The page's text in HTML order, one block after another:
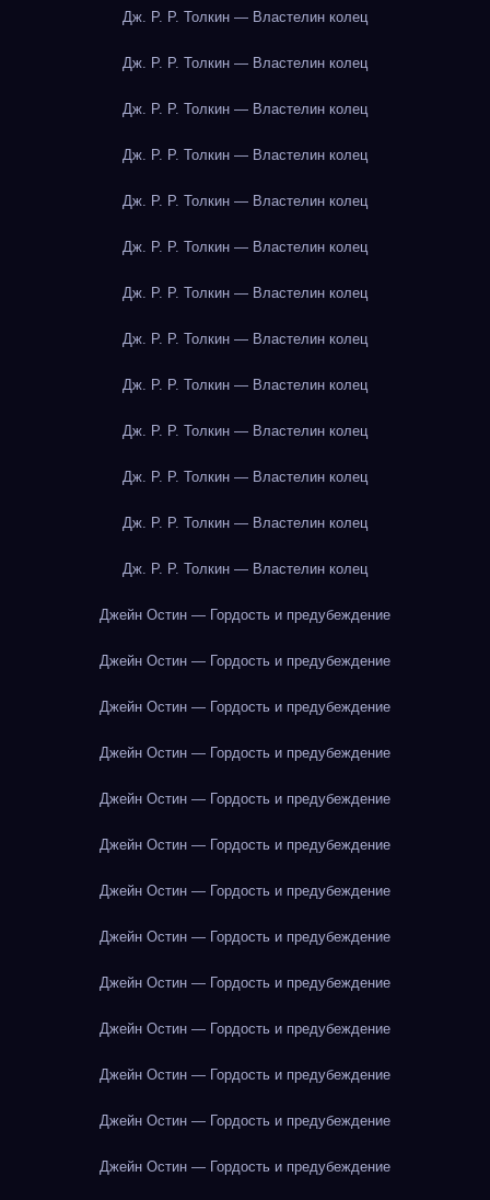
Дж. Р. Р. Толкин — Властелин колец
Дж. Р. Р. Толкин — Властелин колец
Дж. Р. Р. Толкин — Властелин колец
Дж. Р. Р. Толкин — Властелин колец
Дж. Р. Р. Толкин — Властелин колец
Дж. Р. Р. Толкин — Властелин колец
Дж. Р. Р. Толкин — Властелин колец
Дж. Р. Р. Толкин — Властелин колец
Дж. Р. Р. Толкин — Властелин колец
Дж. Р. Р. Толкин — Властелин колец
Дж. Р. Р. Толкин — Властелин колец
Дж. Р. Р. Толкин — Властелин колец
Дж. Р. Р. Толкин — Властелин колец
Джейн Остин — Гордость и предубеждение
Джейн Остин — Гордость и предубеждение
Джейн Остин — Гордость и предубеждение
Джейн Остин — Гордость и предубеждение
Джейн Остин — Гордость и предубеждение
Джейн Остин — Гордость и предубеждение
Джейн Остин — Гордость и предубеждение
Джейн Остин — Гордость и предубеждение
Джейн Остин — Гордость и предубеждение
Джейн Остин — Гордость и предубеждение
Джейн Остин — Гордость и предубеждение
Джейн Остин — Гордость и предубеждение
Джейн Остин — Гордость и предубеждение